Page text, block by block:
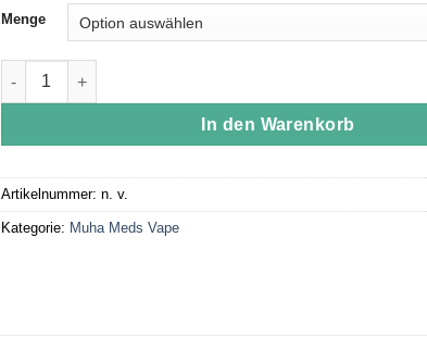
Menge
Super Sour Diesel Muha Meds Cart 1000MG | Sativa Menge
In den Warenkorb
Artikelnummer: n. v.
Kategorie: Muha Meds Vape